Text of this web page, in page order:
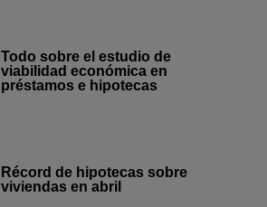
Todo sobre el estudio de
viabilidad económica en
préstamos e hipotecas
Récord de hipotecas sobre
viviendas en abril